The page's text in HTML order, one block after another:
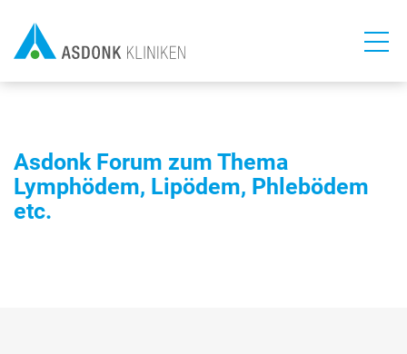
zum
Inhalt
Asdonk Forum zum Thema
Lymphödem, Lipödem, Phlebödem
etc.